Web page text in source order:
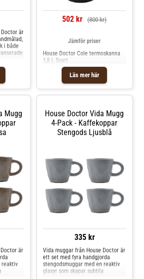
Doctor är
i både
din
Set
och
12 cm,
och
Royal
502 kr (800 kr)
Läs mer här
Jämför priser
House Doctor Cole termoskanna
1,8 L Svart
Mugg
är
reaktiv
House Doctor Vida Mugg
4-Pack - Kaffekoppar
Stengods Ljusblå
335 kr
Vida muggar från House Doctor är
ett set med fyra handgjorda
stengodsmuggar med en reaktiv
glasyr som skapar subtila